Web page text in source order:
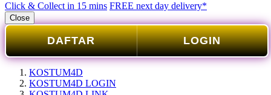
Click & Collect in 15 mins FREE next day delivery*
Close
DAFTAR LOGIN
KOSTUM4D
KOSTUM4D LOGIN